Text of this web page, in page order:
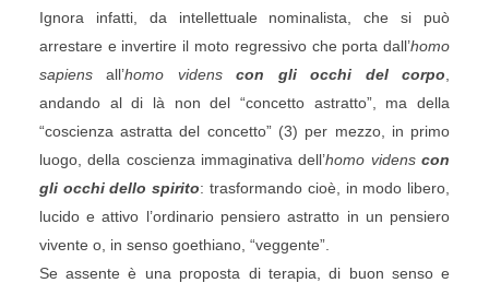
Ignora infatti, da intellettuale nominalista, che si può
arrestare e invertire il moto regressivo che porta dall’homo
sapiensall’homo videnscon gli occhi del corpo
andando al di là non del “concetto astratto”, ma della
“coscienza astratta del concetto” (3) per mezzo, in primo
luogo, della coscienza immaginativa dell’homo videnscon
gli occhi dello spirito: trasformando cioè, in modo libero,
lucido e attivo l’ordinario pensiero astratto in un pensiero
vivente o, in senso goethiano, “veggente”.
Se assente è una proposta di terapia, di buon senso e